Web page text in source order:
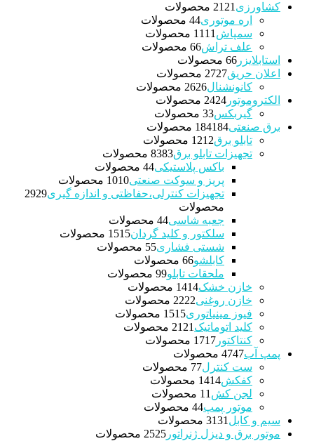
کشاورزی 21 21 محصولات
اره موتوری 44 محصولات
سمپاش
11 11 محصولات
علف تراش 66 محصولات
استابلایزر
66 محصولات
اعلان حریق
2727 محصولات
کانونشنال
2626 محصولات
الکتروموتور
2424 محصولات
گیربکس 33 محصولات
برق صنعتی
184184 محصولات
تابلو برق
1212 محصولات
تجهیزات تابلو برق
8383 محصولات
باکس پلاستیکی 44 محصولات
پریز و سوکت صنعتی
1010 محصولات
تجهیزات کنترلی،حفاظتی و اندازه گیری
2929
محصولات
جعبه شاسی 44 محصولات
سلکتور و کلید گردان
1515 محصولات
شستی فشاری 55 محصولات
کابلشو 66 محصولات
ملحقات تابلو 99 محصولات
خازن خشک
1414 محصولات
خازن روغنی
2222 محصولات
فیوز مینیاتوری
1515 محصولات
کلید اتوماتیک
21 21 محصولات
کنتاکتور
1717 محصولات
پمپ آب
4747 محصولات
ست کنترل 77 محصولات
کفکش
1414 محصولات
لجن کش
1 1 محصولات
موتور پمپ 44 محصولات
سیم و کابل
3131 محصولات
موتور برق و دیزل ژنراتور
2525 محصولات